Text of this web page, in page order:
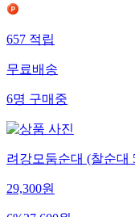
657적립
무료배송
6명구매중
려강모둠순대 (찰순대
29,300원